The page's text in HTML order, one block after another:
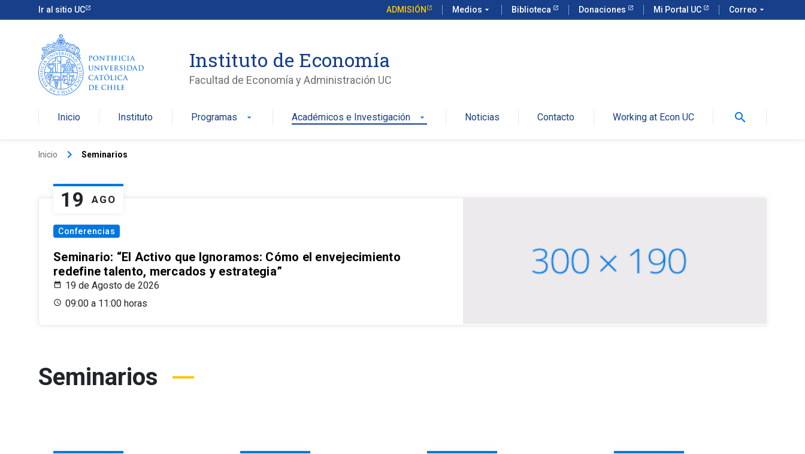
Ir al sitio UC ADMISIÓN Medios arrow_drop_down Biblioteca Donaciones Mi Portal UC Correo arrow_drop_down
Instituto de Economía
Facultad de Economía y Administración UC
Inicio Instituto Programas arrow_drop_down Académicos e Investigación arrow_drop_down Noticias Contacto Working at Econ UC search
Inicio keyboard_arrow_right Seminarios
19 AGO
Conferencias
Seminario: “El Activo que Ignoramos: Cómo el envejecimiento
redefine talento, mercados y estrategia”
19 de Agosto de 2026
09:00 a 11:00 horas
Seminarios